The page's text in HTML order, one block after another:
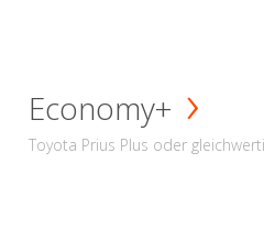
Economy+
Toyota Prius Plus oder